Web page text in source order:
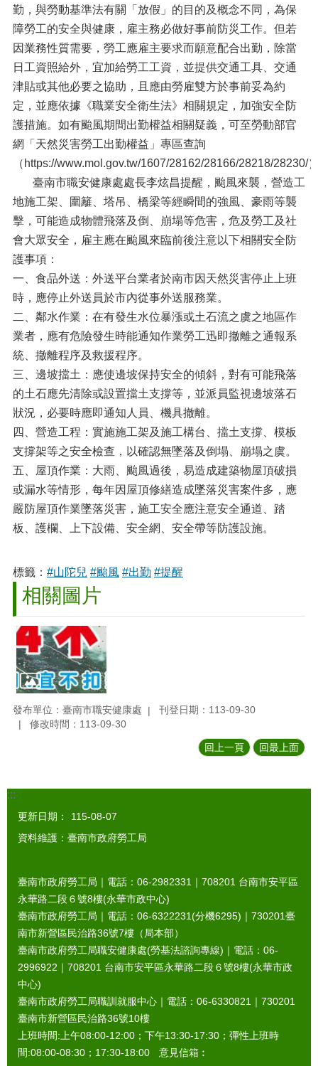
勤，與勞動基準法有關「放假」的目的及概念不同，為保
障勞工的安全與健康，雇主務必做好事前防災工作。但若
因業務性質需要，勞工應雇主要求而願意配合出勤，除當
日工資照給外，宜加給勞工工資，並提供交通工具、交通
津貼或其他必要之協助，且應由勞雇雙方於事前妥為約
定，並應依據《職業安全衛生法》相關規定，加強安全防
護措施。如有颱風期間出勤權益相關疑義，可至勞動部官
網「天然災害勞工出勤權益」專區查詢
（https://www.mol.gov.tw/1607/28162/28166/28218/28230/
臺南市職安健康處處長李炫昌提醒，颱風來襲，營造工
地施工架、圍籬、塔吊、橋梁等經瞬間的強風、豪雨等襲
擊，可能造成物體飛落及倒、崩塌等危害，危及勞工及社
會大眾安全，雇主應在颱風來臨前後注意以下相關安全防
護事項：
一、食品外送：外送平台業者於南市因天然災害停止上班
時，應停止外送員於市內從事外送服務業。
二、鄰水作業：在有發生水位暴漲或土石流之虞之地區作
業者，應有危險發生時能通知作業勞工迅即撤離之通報系
統、撤離程序及救援程序。
三、邊坡擋土：應使邊坡保持安全的傾斜，對有可能飛落
的土石應先清除或設置擋土支撐等，並派員監視邊坡落石
狀況，必要時應即通知人員、機具撤離。
四、營造工程：實施施工架及施工構台、擋土支撐、模板
支撐架等之安全檢查，以確認無墜落及倒塌、崩塌之虞。
五、屋頂作業：大雨、颱風過後，易造成建築物屋頂破損
或漏水等情形，每年因屋頂修繕造成墜落災害案件多，應
嚴防屋頂作業墜落災害，施工安全應注意安全通道、踏
板、護欄、上下設備、安全網、安全帶等防護設施。
標籤： #山陀兒 #颱風 #出勤 #提醒
相關圖片
發布單位：臺南市職安健康處
刊登日期：113-09-30
修改時間：113-09-30
回上一頁 回最上面
:::
更新日期：
115-08-07
資料維護：臺南市政府勞工局
臺南市政府勞工局｜電話：06-2982331｜ 708201 台南市安平區
永華路二段６號8樓(永華市政中心)
臺南市政府勞工局｜電話：06-6322231(分機6295)｜ 730201臺
南市新營區民治路36號7樓（局本部）
臺南市政府勞工局職安健康處(勞基法諮詢專線)｜電話：06-
2996922｜ 708201 台南市安平區永華路二段６號8樓(永華市政
中心)
臺南市政府勞工局職訓就服中心｜電話：06-6330821｜ 730201
臺南市新營區民治路36號10樓
上班時間:上午08:00-12:00；下午13:30-17:30；彈性上班時
間:08:00-08:30；17:30-18:00 意見信箱︰